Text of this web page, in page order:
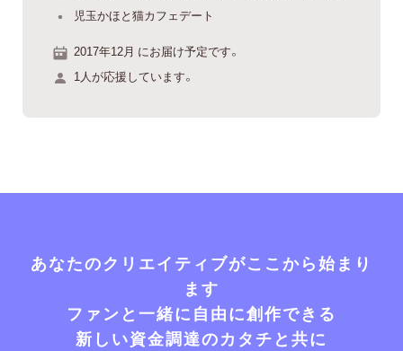
児玉かほと猫カフェデート
2017年12月 にお届け予定です。
1人が応援しています。
あなたのクリエイティブがここから始まり
ます
ファンと一緒に自由に創作できる
新しい資金調達のカタチと共に